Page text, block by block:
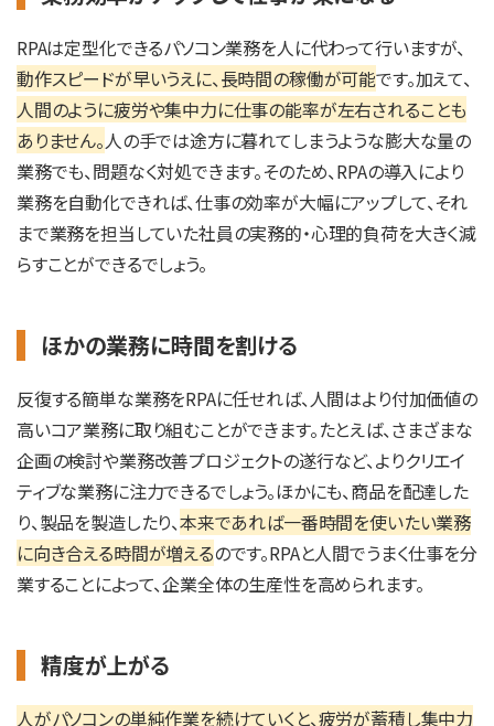
RPAは定型化できるパソコン業務を人に代わって行いますが、
動作スピードが早いうえに、長時間の稼働が可能です。加えて、
人間のように疲労や集中力に仕事の能率が左右されることも
ありません。人の手では途方に暮れてしまうような膨大な量の
業務でも、問題なく対処できます。そのため、RPAの導入により
業務を自動化できれば、仕事の効率が大幅にアップして、それ
まで業務を担当していた社員の実務的・心理的負荷を大きく減
らすことができるでしょう。
ほかの業務に時間を割ける
反復する簡単な業務をRPAに任せれば、人間はより付加価値の
高いコア業務に取り組むことができます。たとえば、さまざまな
企画の検討や業務改善プロジェクトの遂行など、よりクリエイ
ティブな業務に注力できるでしょう。ほかにも、商品を配達した
り、製品を製造したり、本来であれば一番時間を使いたい業務
に向き合える時間が増えるのです。RPAと人間でうまく仕事を分
業することによって、企業全体の生産性を高められます。
精度が上がる
人がパソコンの単純作業を続けていくと、疲労が蓄積し集中力